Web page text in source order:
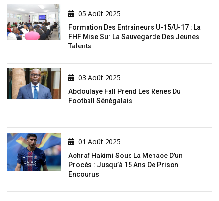
05 Août 2025
Formation Des Entraîneurs U-15/U-17 : La
FHF Mise Sur La Sauvegarde Des Jeunes
Talents
03 Août 2025
Abdoulaye Fall Prend Les Rênes Du
Football Sénégalais
01 Août 2025
Achraf Hakimi Sous La Menace D’un
Procès : Jusqu’à 15 Ans De Prison
Encourus